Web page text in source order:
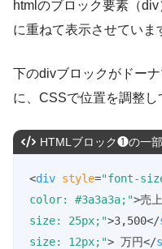
htmlのブロック要素（
に重ねて表示させていま
下のdivブロックがドー
に、CSSで位置を調整し
HTMLブロック❶の一部
<div style="font-
color: #3a3a3a;">売上
size: 25px;">3,500</
size: 12px;"> 万円</